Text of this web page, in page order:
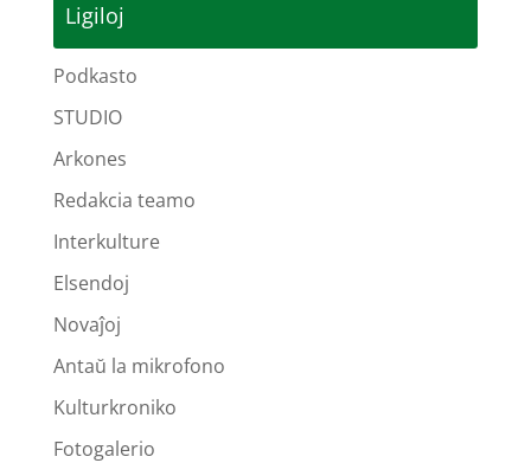
Ligiloj
Podkasto
STUDIO
Arkones
Redakcia teamo
Interkulture
Elsendoj
Novaĵoj
Antaŭ la mikrofono
Kulturkroniko
Fotogalerio